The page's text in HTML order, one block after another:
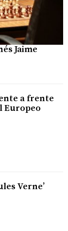
Jaime
a frente
Europeo
Verne’